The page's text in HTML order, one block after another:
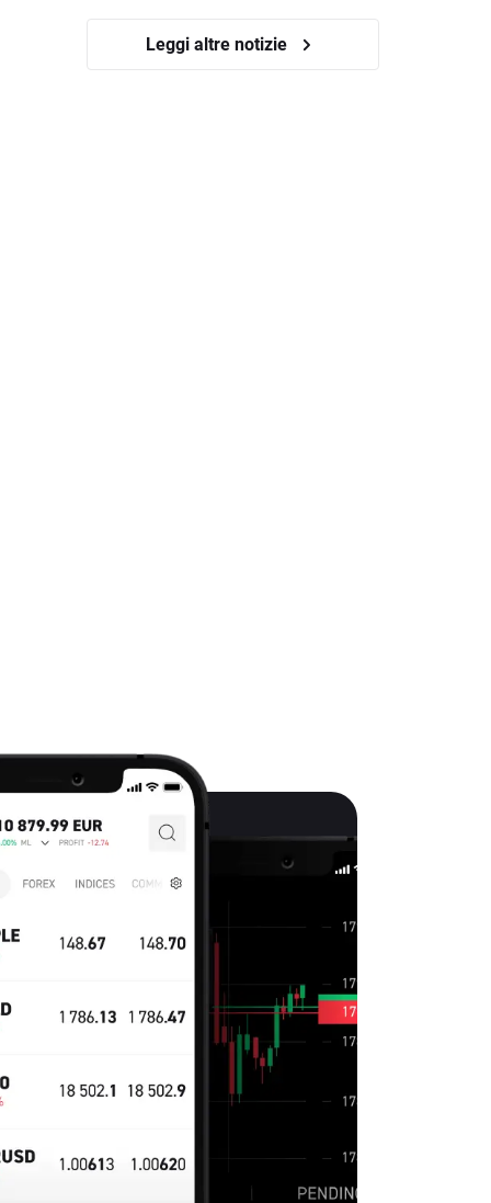
Leggi altre notizie